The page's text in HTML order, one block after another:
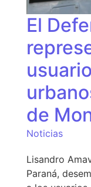
El
de
Noticias
Lisandro
Paraná,